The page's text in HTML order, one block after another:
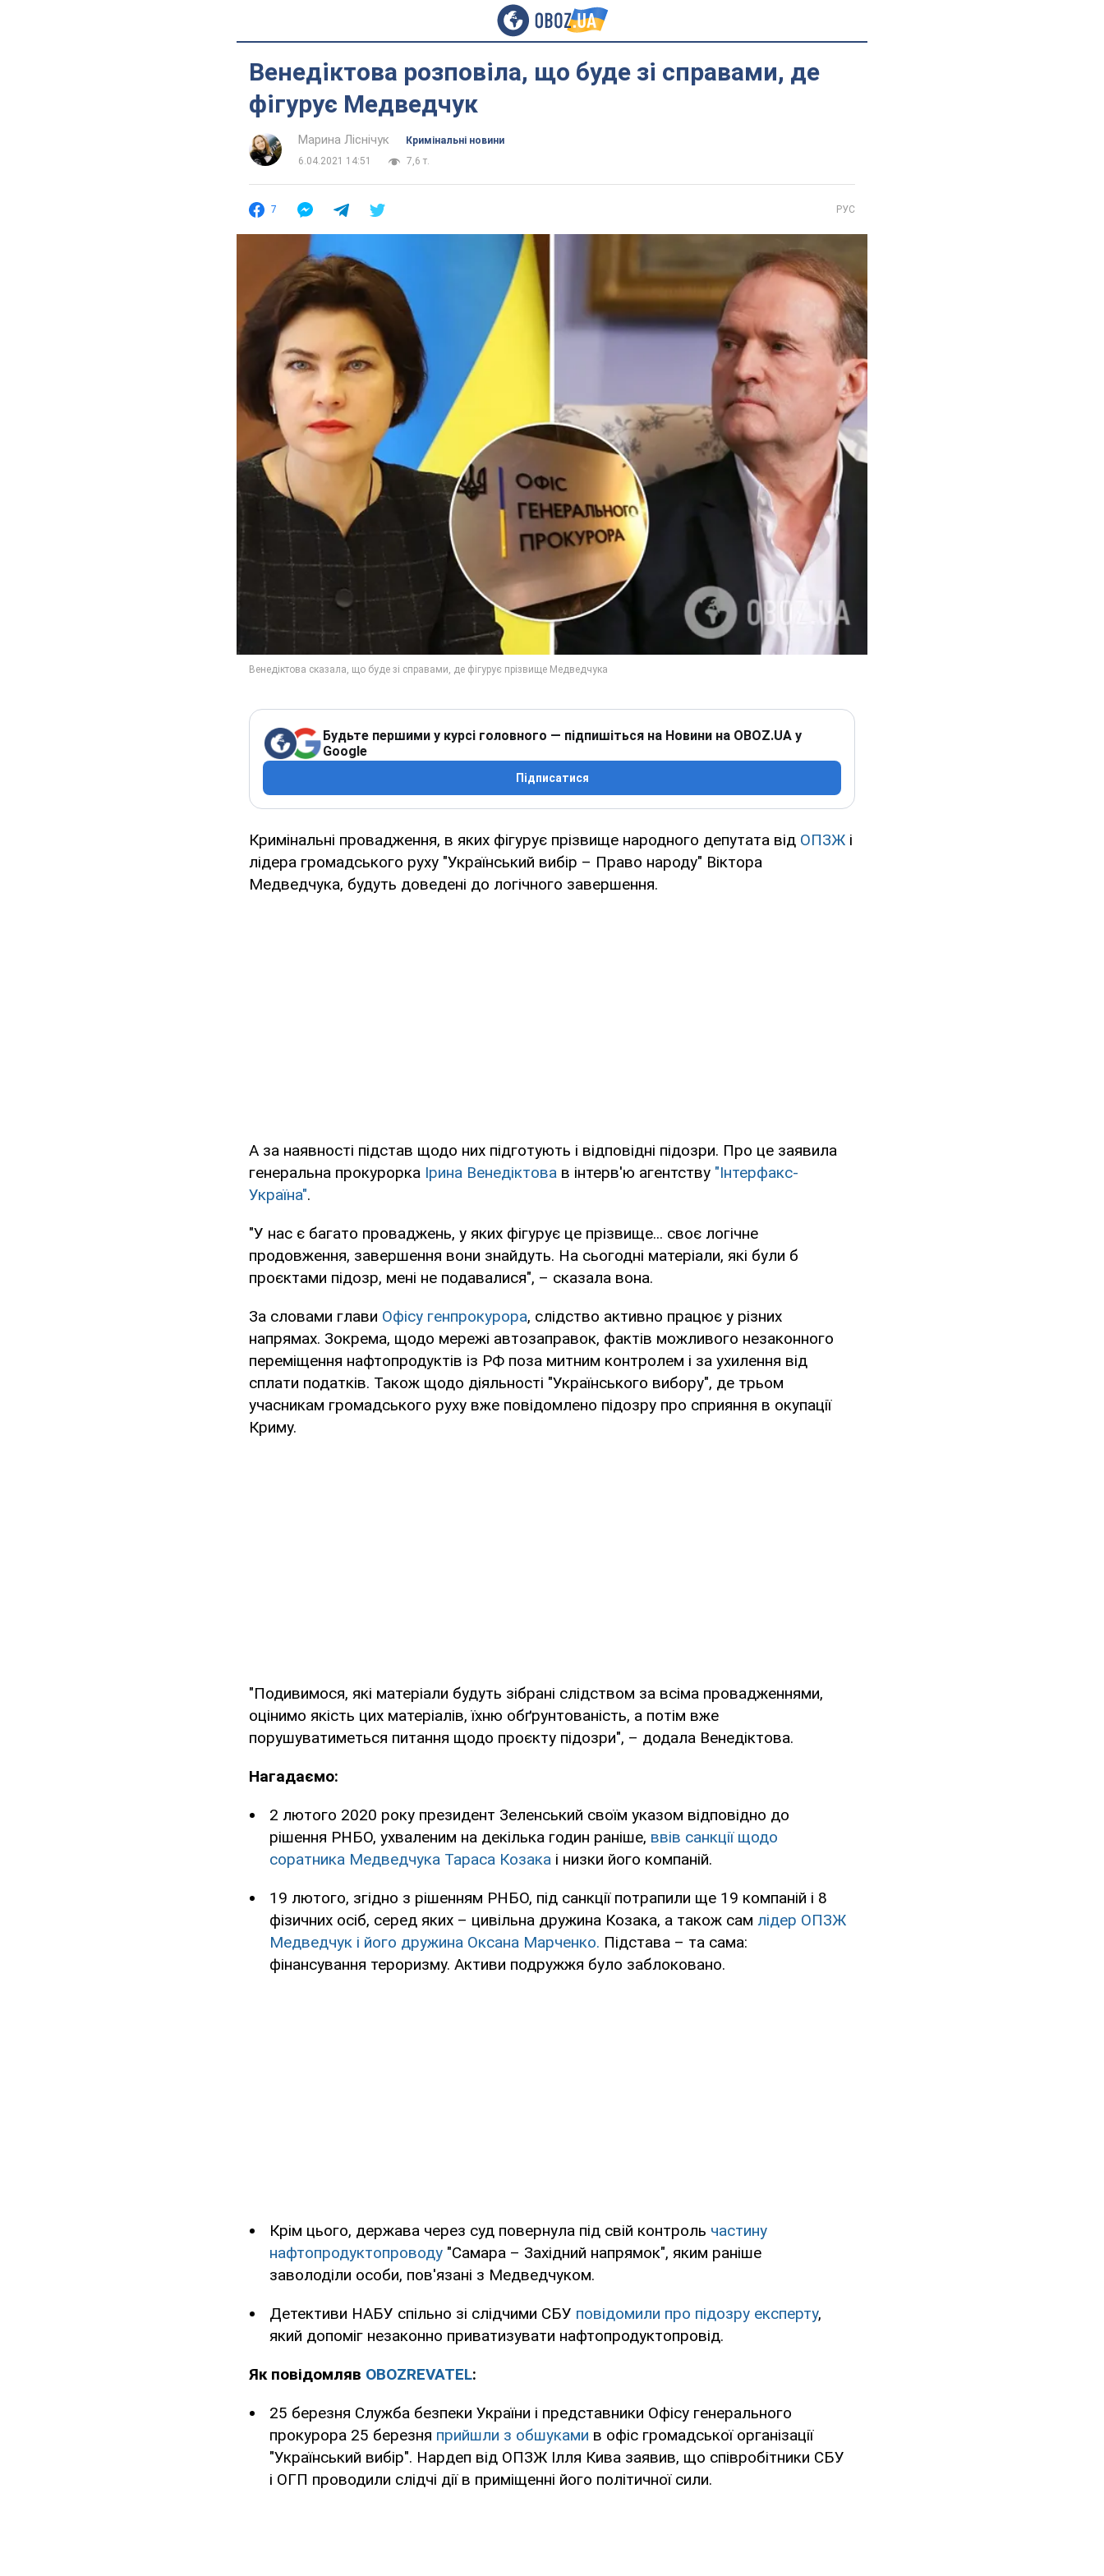
Венедіктова розповіла, що буде зі справами, де
фігурує Медведчук
Марина Ліснічук
Кримінальні новини
6.04.2021 14:51
7,6 т.
7 РУС
Будьте першими у курсі головного — підпишіться на Новини на OBOZ.UA у
Google
Підписатися
Кримінальні провадження, в яких фігурує прізвище народного депутата від ОПЗЖ і
лідера громадського руху "Український вибір – Право народу" Віктора
Медведчука, будуть доведені до логічного завершення.
А за наявності підстав щодо них підготують і відповідні підозри. Про це заявила
генеральна прокурорка Ірина Венедіктова в інтерв'ю агентству "Інтерфакс-
Україна".
"У нас є багато проваджень, у яких фігурує це прізвище... своє логічне
продовження, завершення вони знайдуть. На сьогодні матеріали, які були б
проєктами підозр, мені не подавалися", – сказала вона.
За словами глави Офісу генпрокурора, слідство активно працює у різних
напрямах. Зокрема, щодо мережі автозаправок, фактів можливого незаконного
переміщення нафтопродуктів із РФ поза митним контролем і за ухилення від
сплати податків. Також щодо діяльності "Українського вибору", де трьом
учасникам громадського руху вже повідомлено підозру про сприяння в окупації
Криму.
"Подивимося, які матеріали будуть зібрані слідством за всіма провадженнями,
оцінимо якість цих матеріалів, їхню обґрунтованість, а потім вже
порушуватиметься питання щодо проєкту підозри", – додала Венедіктова.
Нагадаємо:
2 лютого 2020 року президент Зеленський своїм указом відповідно до
рішення РНБО, ухваленим на декілька годин раніше, ввів санкції щодо
соратника Медведчука Тараса Козака і низки його компаній.
19 лютого, згідно з рішенням РНБО, під санкції потрапили ще 19 компаній і 8
фізичних осіб, серед яких – цивільна дружина Козака, а також сам лідер ОПЗЖ
Медведчук і його дружина Оксана Марченко. Підстава – та сама:
фінансування тероризму. Активи подружжя було заблоковано.
Крім цього, держава через суд повернула під свій контроль частину
нафтопродуктопроводу "Самара – Західний напрямок", яким раніше
заволоділи особи, пов'язані з Медведчуком.
Детективи НАБУ спільно зі слідчими СБУ повідомили про підозру експерту,
який допоміг незаконно приватизувати нафтопродуктопровід.
Як повідомляв OBOZREVATEL:
25 березня Служба безпеки України і представники Офісу генерального
прокурора 25 березня прийшли з обшуками в офіс громадської організації
"Український вибір". Нардеп від ОПЗЖ Ілля Кива заявив, що співробітники СБУ
і ОГП проводили слідчі дії в приміщенні його політичної сили.